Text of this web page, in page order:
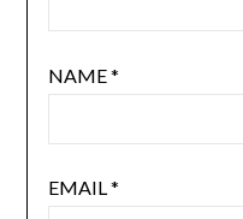
NAME*
EMAIL *